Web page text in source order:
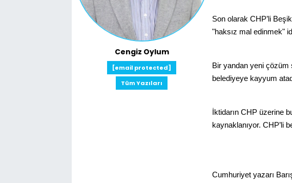
Cengiz Oylum
[email protected]
Tüm Yazıları
Son olarak CHP’li
"haksız mal edinmek"
Bir yandan yeni çözüm
belediyeye kayyum
İktidarın CHP üzerine
kaynaklanıyor. CHP’li
Cumhuriyet yazarı